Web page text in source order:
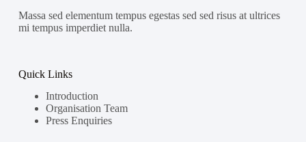
Massa sed elementum tempus egestas sed sed risus at ultrices
mi tempus imperdiet nulla.
Quick Links
Introduction
Organisation Team
Press Enquiries